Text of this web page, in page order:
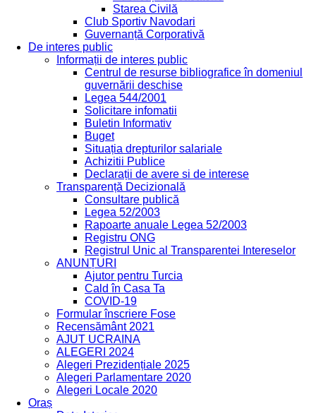
Starea Civilă
Club Sportiv Navodari
Guvernanță Corporativă
De interes public
Informații de interes public
Centrul de resurse bibliografice în domeniul
guvernării deschise
Legea 544/2001
Solicitare infomatii
Buletin Informativ
Buget
Situația drepturilor salariale
Achizitii Publice
Declarații de avere si de interese
Transparență Decizională
Consultare publică
Legea 52/2003
Rapoarte anuale Legea 52/2003
Registru ONG
Registrul Unic al Transparentei Intereselor
ANUNȚURI
Ajutor pentru Turcia
Cald în Casa Ta
COVID-19
Formular înscriere Fose
Recensământ 2021
AJUT UCRAINA
ALEGERI 2024
Alegeri Prezidențiale 2025
Alegeri Parlamentare 2020
Alegeri Locale 2020
Oraș